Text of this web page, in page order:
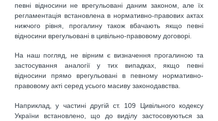
певні відносини не врегульовані даним законом, але їх
регламентація встановлена в нормативно-правових актах
нижчого рівня, прогалину також вбачають якщо певні
відносини врегульовані в цивільно-правовому договорі.
На наш погляд, не вірним є визначення прогалиною та
застосування аналогії у тих випадках, якщо певні
відносини прямо врегульовані в певному нормативно-
правовому акті серед усього масиву законодавства.
Наприклад, у частині другій ст. 109 Цивільного кодексу
України встановлено, що до виділу застосовуються за